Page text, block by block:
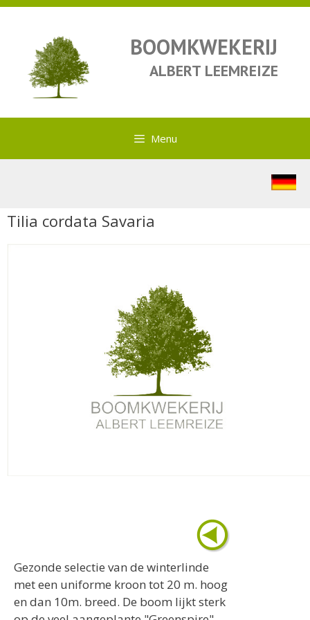
BOOMKWEKERIJ
ALBERT LEEMREIZE
Menu
Tilia cordata Savaria
Gezonde selectie van de winterlinde
met een uniforme kroon tot 20 m. hoog
en dan 10m. breed. De boom lijkt sterk